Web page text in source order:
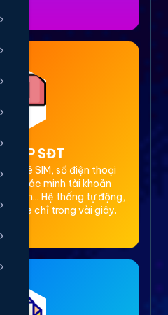
OTP SĐT
thuê SIM, số điện thoại
xác minh tài khoản
Hệ thống tự động,
code chỉ trong vài giây.